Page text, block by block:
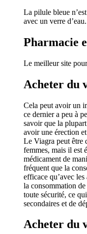
La pilule bleue
avec un verre
Pharmacie
Le meilleur site
Acheter du
Cela peut avoir un
ce dernier a peu à
savoir que la
avoir une érection
Le Viagra peut être
femmes, mais il est
médicament de
fréquent que la
efficace qu’avec
la consommation
toute sécurité, ce
secondaires et de
Acheter du